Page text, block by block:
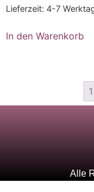
Lieferzeit: 4-7
In den Warenkorb
1
Alle